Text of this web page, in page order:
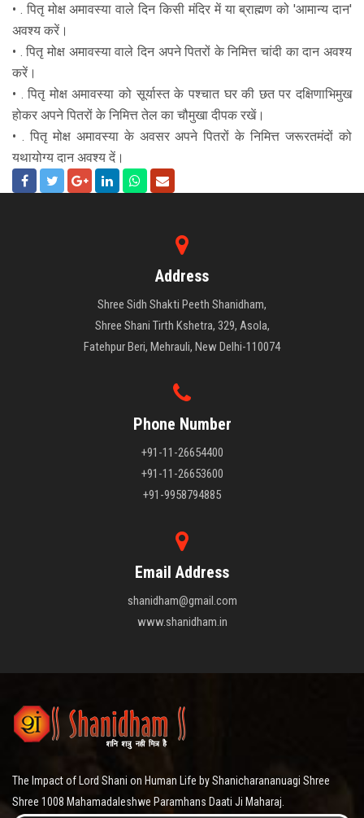
• . पितृ मोक्ष अमावस्या वाले दिन किसी मंदिर में या ब्राह्मण को 'आमान्य दान'
अवश्य करें।
• . पितृ मोक्ष अमावस्या वाले दिन अपने पितरों के निमित्त चांदी का दान अवश्य
करें।
• . पितृ मोक्ष अमावस्या को सूर्यास्त के पश्चात घर की छत पर दक्षिणाभिमुख
होकर अपने पितरों के निमित्त तेल का चौमुखा दीपक रखें।
• . पितृ मोक्ष अमावस्या के अवसर अपने पितरों के निमित्त जरूरतमंदों को
यथायोग्य दान अवश्य दें।
Address
Shree Sidh Shakti Peeth Shanidham,
Shree Shani Tirth Kshetra, 329, Asola,
Fatehpur Beri, Mehrauli, New Delhi-110074
Phone Number
+91-11-26654400
+91-11-26653600
+91-9958794885
Email Address
shanidham@gmail.com
www.shanidham.in
The Impact of Lord Shani on Human Life by Shanicharananuagi Shree
Shree 1008 Mahamadaleshwe Paramhans Daati Ji Maharaj.